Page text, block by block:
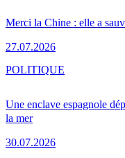
Merci la Chine : elle a
27.07.2026
Une enclave espagnole
la mer
30.07.2026
POLITIQUE